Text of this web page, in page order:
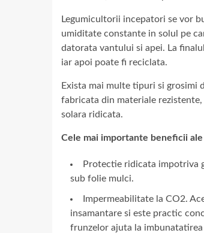
Legumicultorii incepatori se vor
umiditate constante in solul pe
datorata vantului si apei. La
iar apoi poate fi reciclata.
Exista mai multe tipuri si grosimi
fabricata din materiale
solara ridicata.
Cele mai importante beneficii
Protectie ridicata impotriva
sub folie mulci.
Impermeabilitate la CO2.
insamantare si este practic
frunzelor ajuta la